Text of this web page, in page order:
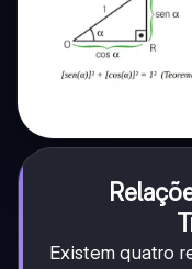
Existem quatro